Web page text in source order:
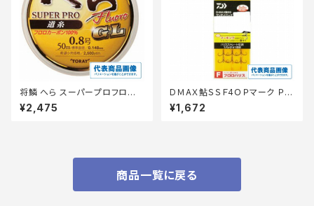
将鱗 へら スーパープロフロロ
道糸GL 0.8号
¥2,475
DＭAＸ鮎ＳＳＦ4ＯＰマーク ＰＭ
6.5
¥1,672
商品一覧に戻る